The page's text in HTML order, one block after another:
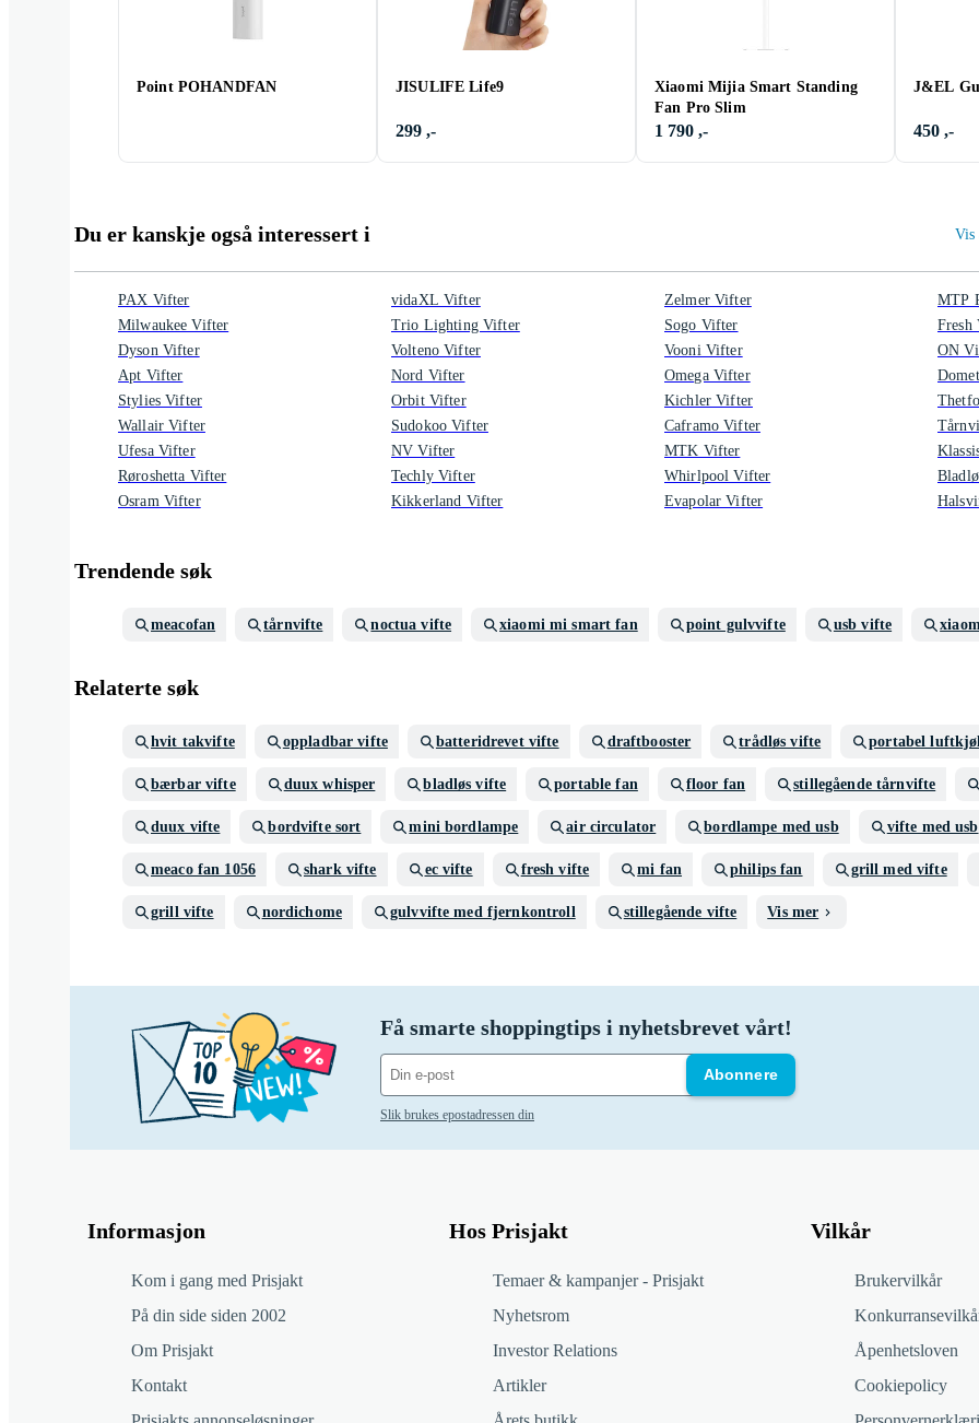
Point POHANDFAN JISULIFE Life9
299 ,-
Xiaomi Mijia Smart Standing
Fan Pro Slim
1 790 ,-
J&EL
450 ,-
Du er kanskje også interessert i Vis
PAX Vifter
Milwaukee Vifter
Dyson Vifter
Apt Vifter
Stylies Vifter
Wallair Vifter
Ufesa Vifter
Røroshetta Vifter
Osram Vifter
vidaXL Vifter
Trio Lighting Vifter
Volteno Vifter
Nord Vifter
Orbit Vifter
Sudokoo Vifter
NV Vifter
Techly Vifter
Kikkerland Vifter
Zelmer Vifter
Sogo Vifter
Vooni Vifter
Omega Vifter
Kichler Vifter
Caframo Vifter
MTK Vifter
Whirlpool Vifter
Evapolar Vifter
MTP
Fresh
ON
Trendende søk
meacofan tårnvifte noctua vifte xiaomi mi smart fan point gulvvifte usb vifte
Relaterte søk
hvit takvifte oppladbar vifte batteridrevet vifte draftbooster trådløs vifte portabel
bærbar vifte duux whisper bladløs vifte portable fan floor fan stillegående tårnvifte
duux vifte bordvifte sort mini bordlampe air circulator bordlampe med usb vifte med usb
meaco fan 1056 shark vifte ec vifte fresh vifte mi fan philips fan grill med vifte
grill vifte nordichome gulvvifte med fjernkontroll stillegående vifte Vis mer
Få smarte shoppingtips i nyhetsbrevet vårt!
Abonnere
Slik brukes epostadressen din
Informasjon
Kom i gang med Prisjakt
På din side siden 2002
Om Prisjakt
Kontakt
Hos Prisjakt
Temaer & kampanjer - Prisjakt
Nyhetsrom
Investor Relations
Artikler
Vilkår
Brukervilkår
Åpenhetsloven
Cookiepolicy